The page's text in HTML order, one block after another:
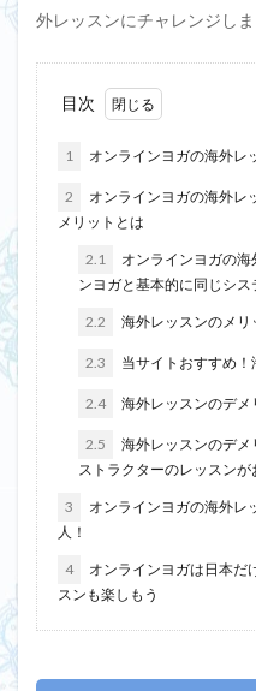
外レッスンにチャレンジしま
目次
1 オンラインヨガの海外レ
2
オンラインヨガの海外レ
メリットとは
2.1
オンラインヨガの
ンヨガと基本的に同じシス
2.2 海外レッスンのメリ
2.3 当サイトおすすめ
2.4 海外レッスンのデメ
2.5
海外レッスンのデ
ストラクターのレッスンが
3
オンラインヨガの海外レ
人！
4
オンラインヨガは日本だ
スンも楽しもう